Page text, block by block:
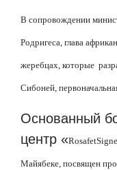
В сопровождении
Родригеса, глава
жеребцах, которые
Сибоней,
Основанный
центр «Rosafet
Майябеке, посвящен